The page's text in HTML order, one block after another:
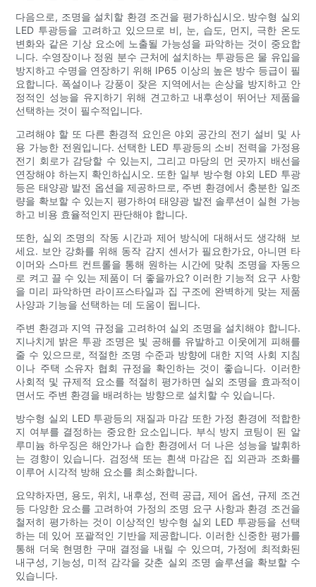
다음으로, 조명을 설치할 환경 조건을 평가하십시오. 방수형 실외
LED 투광등을 고려하고 있으므로 비, 눈, 습도, 먼지, 극한 온도
변화와 같은 기상 요소에 노출될 가능성을 파악하는 것이 중요합
니다. 수영장이나 정원 분수 근처에 설치하는 투광등은 물 유입을
방지하고 수명을 연장하기 위해 IP65 이상의 높은 방수 등급이 필
요합니다. 폭설이나 강풍이 잦은 지역에서는 손상을 방지하고 안
정적인 성능을 유지하기 위해 견고하고 내후성이 뛰어난 제품을
선택하는 것이 필수적입니다.
고려해야 할 또 다른 환경적 요인은 야외 공간의 전기 설비 및 사
용 가능한 전원입니다. 선택한 LED 투광등의 소비 전력을 가정용
전기 회로가 감당할 수 있는지, 그리고 마당의 먼 곳까지 배선을
연장해야 하는지 확인하십시오. 또한 일부 방수형 야외 LED 투광
등은 태양광 발전 옵션을 제공하므로, 주변 환경에서 충분한 일조
량을 확보할 수 있는지 평가하여 태양광 발전 솔루션이 실현 가능
하고 비용 효율적인지 판단해야 합니다.
또한, 실외 조명의 작동 시간과 제어 방식에 대해서도 생각해 보
세요. 보안 강화를 위해 동작 감지 센서가 필요한가요, 아니면 타
이머와 스마트 컨트롤을 통해 원하는 시간에 맞춰 조명을 자동으
로 켜고 끌 수 있는 제품이 더 좋을까요? 이러한 기능적 요구 사항
을 미리 파악하면 라이프스타일과 집 구조에 완벽하게 맞는 제품
사양과 기능을 선택하는 데 도움이 됩니다.
주변 환경과 지역 규정을 고려하여 실외 조명을 설치해야 합니다.
지나치게 밝은 투광 조명은 빛 공해를 유발하고 이웃에게 피해를
줄 수 있으므로, 적절한 조명 수준과 방향에 대한 지역 사회 지침
이나 주택 소유자 협회 규정을 확인하는 것이 좋습니다. 이러한
사회적 및 규제적 요소를 적절히 평가하면 실외 조명을 효과적이
면서도 주변 환경을 배려하는 방향으로 설치할 수 있습니다.
방수형 실외 LED 투광등의 재질과 마감 또한 가정 환경에 적합한
지 여부를 결정하는 중요한 요소입니다. 부식 방지 코팅이 된 알
루미늄 하우징은 해안가나 습한 환경에서 더 나은 성능을 발휘하
는 경향이 있습니다. 검정색 또는 흰색 마감은 집 외관과 조화를
이루어 시각적 방해 요소를 최소화합니다.
요약하자면, 용도, 위치, 내후성, 전력 공급, 제어 옵션, 규제 조건
등 다양한 요소를 고려하여 가정의 조명 요구 사항과 환경 조건을
철저히 평가하는 것이 이상적인 방수형 실외 LED 투광등을 선택
하는 데 있어 포괄적인 기반을 제공합니다. 이러한 신중한 평가를
통해 더욱 현명한 구매 결정을 내릴 수 있으며, 가정에 최적화된
내구성, 기능성, 미적 감각을 갖춘 실외 조명 솔루션을 확보할 수
있습니다.